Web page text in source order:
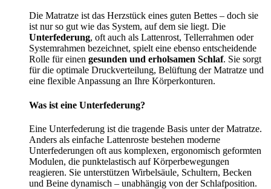
Die Matratze ist das Herzstück eines guten Bettes – doch sie
ist nur so gut wie das System, auf dem sie liegt. Die
Unterfederung, oft auch als Lattenrost, Tellerrahmen oder
Systemrahmen bezeichnet, spielt eine ebenso entscheidende
Rolle für einen gesunden und erholsamen Schlaf. Sie sorgt
für die optimale Druckverteilung, Belüftung der Matratze und
eine flexible Anpassung an Ihre Körperkonturen.
Was ist eine Unterfederung?
Eine Unterfederung ist die tragende Basis unter der Matratze.
Anders als einfache Lattenroste bestehen moderne
Unterfederungen oft aus komplexen, ergonomisch geformten
Modulen, die punktelastisch auf Körperbewegungen
reagieren. Sie unterstützen Wirbelsäule, Schultern, Becken
und Beine dynamisch – unabhängig von der Schlafposition.